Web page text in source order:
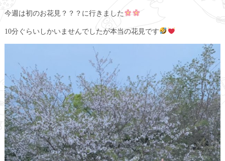
今週は初のお花見？？？に行きました
10分ぐらいしかいませんでしたが本当の花見です